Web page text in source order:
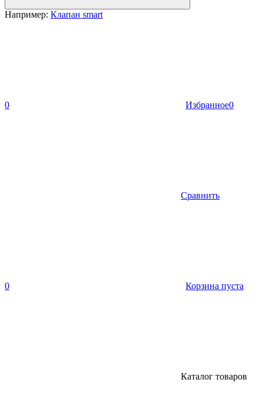
Например: Клапан smart
0 Избранное0
Сравнить
0 Корзина пуста
Каталог товаров